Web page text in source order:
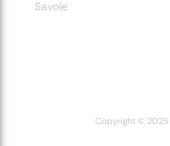
Savoie
Copyright © 2025